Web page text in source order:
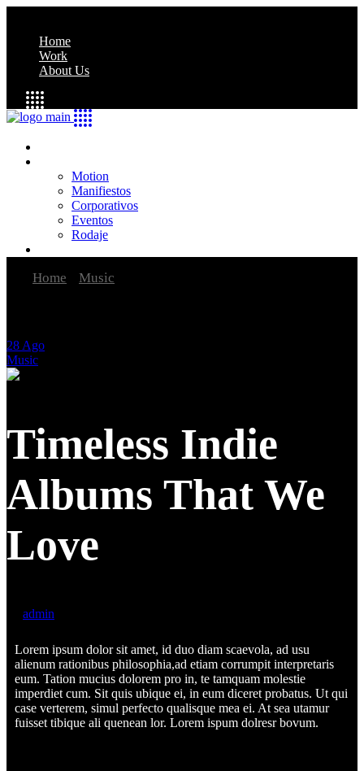
Home
Work
About Us
Motion
Manifiestos
Corporativos
Eventos
Rodaje
Home Music
28 Ago
Music
Timeless Indie
Albums That We
Love
admin
Lorem ipsum dolor sit amet, id duo diam scaevola, ad usu
alienum rationibus philosophia,ad etiam corrumpit interpretaris
eum. Tation mucius dolorem pro in, te tamquam molestie
imperdiet cum. Sit quis ubique ei, in eum diceret probatus. Ut qui
case verterem, simul perfecto qualisque mea ei. At sea utamur
fuisset tibique ali quenean lor. Lorem ispum dolresr bovum.